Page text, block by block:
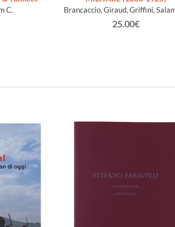
C.
Brancaccio, Giraud, Griffini,
25.00€